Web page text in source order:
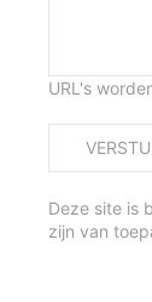
URL's
Deze site is
zijn van